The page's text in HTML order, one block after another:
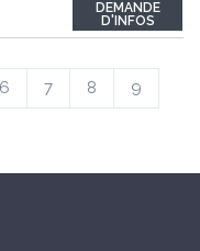
et fonctionnelle a
DEMANDE
D'INFOS
6 7 8 9